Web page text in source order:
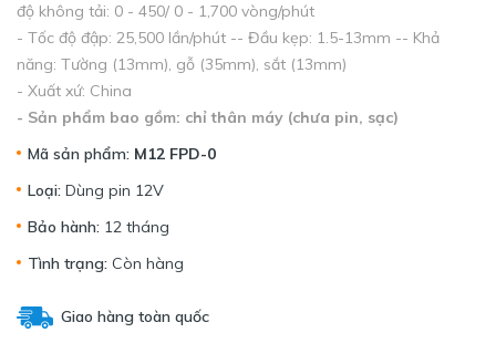
độ không tải: 0 - 450/ 0 - 1,700 vòng/phút
- Tốc độ đập: 25,500 lần/phút -- Đầu kẹp: 1.5-13mm -- Khả
năng: Tường (13mm), gỗ (35mm), sắt (13mm)
- Xuất xứ: China
- Sản phẩm bao gồm: chỉ thân máy (chưa pin, sạc)
Mã sản phẩm: M12 FPD-0
Loại: Dùng pin 12V
Bảo hành: 12 tháng
Tình trạng: Còn hàng
Giao hàng toàn quốc